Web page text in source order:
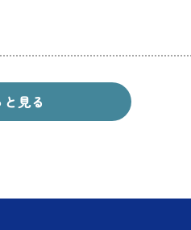
と見る